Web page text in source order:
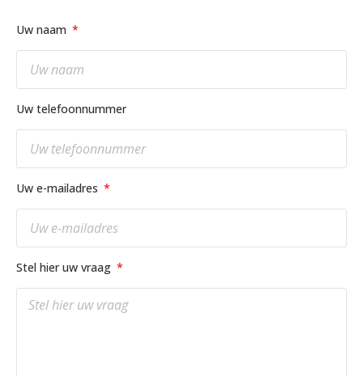
Uw naam
Uw telefoonnummer
Uw e-mailadres
Stel hier uw vraag